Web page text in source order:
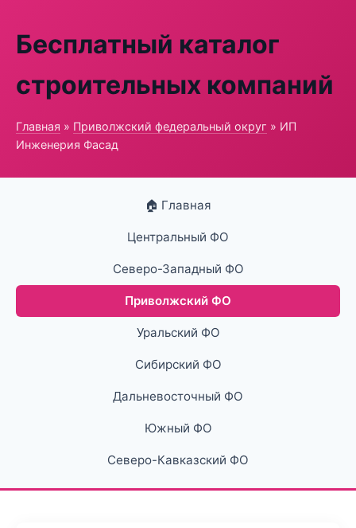
Бесплатный каталог
строительных компаний
Главная » Приволжский федеральный округ » ИП
Инженерия Фасад
🏠 Главная
Центральный ФО
Северо-Западный ФО
Приволжский ФО
Уральский ФО
Сибирский ФО
Дальневосточный ФО
Южный ФО
Северо-Кавказский ФО